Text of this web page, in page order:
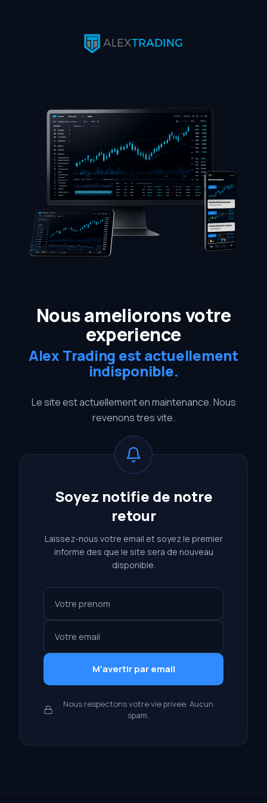
Nous ameliorons votre
experience
Alex Trading est actuellement
indisponible.
Le site est actuellement en maintenance. Nous
revenons tres vite.
Soyez notifie de notre
retour
Laissez-nous votre email et soyez le premier
informe des que le site sera de nouveau
disponible.
M'avertir par email
Nous respectons votre vie privee. Aucun
spam.